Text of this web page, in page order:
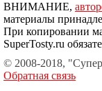
ВНИМАНИЕ,
материалы
При копировании
SuperTosty.ru
© 2008-2018,
Обратная связь